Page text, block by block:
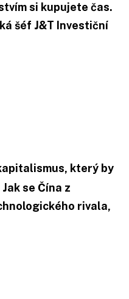
si kupujete čas.
šéf J&T Investiční
který by
se Čína z
rivala,